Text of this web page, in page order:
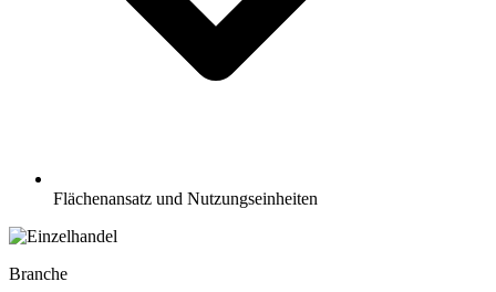
Flächenansatz und Nutzungseinheiten
Branche